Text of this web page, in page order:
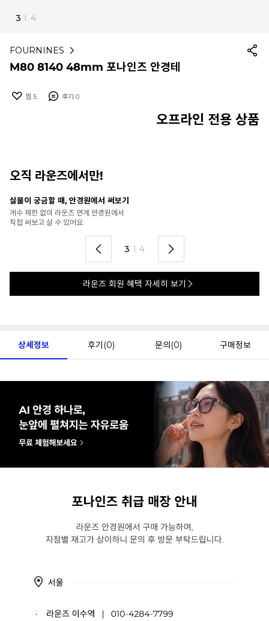
3 I 4
FOURNINES
M80 8140 48mm 포나인즈 안경테
찜 5 후기 0
오프라인 전용 상품
오직 라운즈에서만!
실물이 궁금할 때, 안경원에서 써보기
개수 제한 없이 라운즈 연계 안경원에서
직접 써보고 살 수 있어요.
3 I 4
라운즈 회원 혜택 자세히 보기
상세정보 후기(0) 문의(0) 구매정보